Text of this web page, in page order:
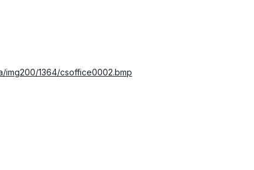
img200/1364/csoffice0002.bmp